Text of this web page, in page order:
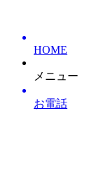
HOME
メニュー
お電話